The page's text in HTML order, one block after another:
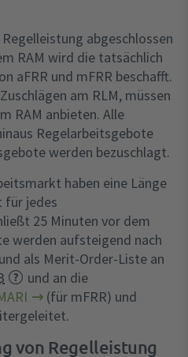
abgeschlossen
RAM wird die tatsächlich
aFRR und mFRR beschafft.
am RLM, müssen
RAM anbieten. Alle
Regelarbeitsgebote
werden bezuschlagt.
haben eine Länge
für jedes
25 Minuten vor dem
werden aufsteigend nach
als Merit-Order-Liste an
und an die
(für mFRR) und
von Regelleistung